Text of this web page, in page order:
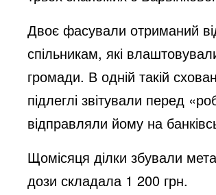
Двоє фасували отриманий
спільникам, які
громади. В одній такій
підлеглі звітували перед
відправляли йому на
Щомісяця ділки збували
дози складала 1 200 грн.